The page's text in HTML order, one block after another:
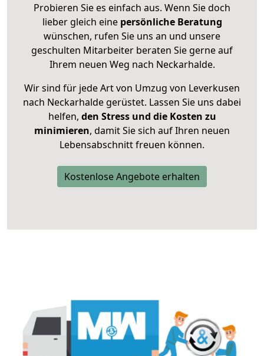
Probieren Sie es einfach aus. Wenn Sie doch
lieber gleich eine persönliche Beratung
wünschen, rufen Sie uns an und unsere
geschulten Mitarbeiter beraten Sie gerne auf
Ihrem neuen Weg nach Neckarhalde.
Wir sind für jede Art von Umzug von Leverkusen
nach Neckarhalde gerüstet. Lassen Sie uns dabei
helfen, den Stress und die Kosten zu
minimieren, damit Sie sich auf Ihren neuen
Lebensabschnitt freuen können.
Kostenlose Angebote erhalten